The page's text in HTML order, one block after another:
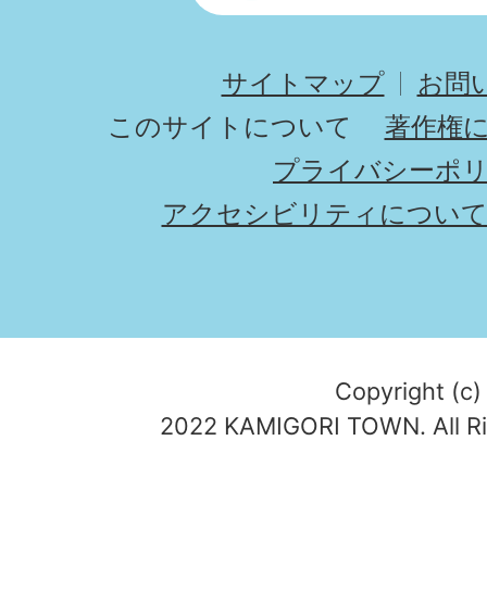
サイトマップ
お問
このサイトについて
著作権
プライバシーポ
アクセシビリティについて
Copyright (c)
2022 KAMIGORI TOWN. All